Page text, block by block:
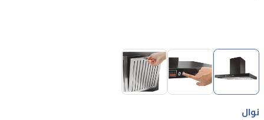
Item
3
1نوال